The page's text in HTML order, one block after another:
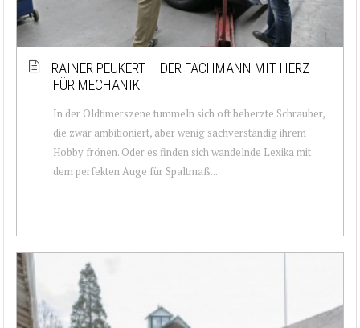
RAINER PEUKERT – DER FACHMANN MIT HERZ
FÜR MECHANIK!
In der Oldtimerszene tummeln sich oft beherzte Schrauber,
die zwar ambitioniert, aber wenig sachverständig ihrem
Hobby frönen. Oder es finden sich wandelnde Lexika mit
dem perfekten Auge für Spaltmaß...